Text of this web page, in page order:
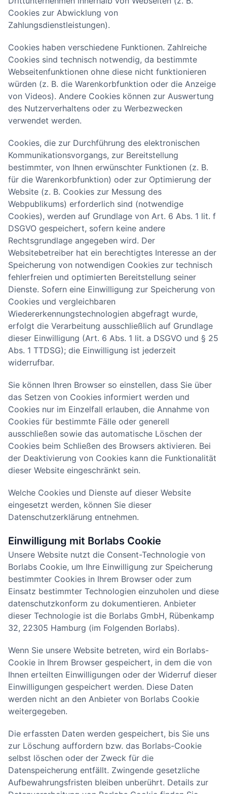
Cookies zur Abwicklung von
Zahlungsdienstleistungen).
Cookies haben verschiedene Funktionen. Zahlreiche
Cookies sind technisch notwendig, da bestimmte
Webseitenfunktionen ohne diese nicht funktionieren
würden (z. B. die Warenkorbfunktion oder die Anzeige
von Videos). Andere Cookies können zur Auswertung
des Nutzerverhaltens oder zu Werbezwecken
verwendet werden.
Cookies, die zur Durchführung des elektronischen
Kommunikationsvorgangs, zur Bereitstellung
bestimmter, von Ihnen erwünschter Funktionen (z. B.
für die Warenkorbfunktion) oder zur Optimierung der
Website (z. B. Cookies zur Messung des
Webpublikums) erforderlich sind (notwendige
Cookies), werden auf Grundlage von Art. 6 Abs. 1 lit. f
DSGVO gespeichert, sofern keine andere
Rechtsgrundlage angegeben wird. Der
Websitebetreiber hat ein berechtigtes Interesse an der
Speicherung von notwendigen Cookies zur technisch
fehlerfreien und optimierten Bereitstellung seiner
Dienste. Sofern eine Einwilligung zur Speicherung von
Cookies und vergleichbaren
Wiedererkennungstechnologien abgefragt wurde,
erfolgt die Verarbeitung ausschließlich auf Grundlage
dieser Einwilligung (Art. 6 Abs. 1 lit. a DSGVO und § 25
Abs. 1 TTDSG); die Einwilligung ist jederzeit
widerrufbar.
Sie können Ihren Browser so einstellen, dass Sie über
das Setzen von Cookies informiert werden und
Cookies nur im Einzelfall erlauben, die Annahme von
Cookies für bestimmte Fälle oder generell
ausschließen sowie das automatische Löschen der
Cookies beim Schließen des Browsers aktivieren. Bei
der Deaktivierung von Cookies kann die Funktionalität
dieser Website eingeschränkt sein.
Welche Cookies und Dienste auf dieser Website
eingesetzt werden, können Sie dieser
Datenschutzerklärung entnehmen.
Einwilligung mit Borlabs Cookie
Unsere Website nutzt die Consent-Technologie von
Borlabs Cookie, um Ihre Einwilligung zur Speicherung
bestimmter Cookies in Ihrem Browser oder zum
Einsatz bestimmter Technologien einzuholen und diese
datenschutzkonform zu dokumentieren. Anbieter
dieser Technologie ist die Borlabs GmbH, Rübenkamp
32, 22305 Hamburg (im Folgenden Borlabs).
Wenn Sie unsere Website betreten, wird ein Borlabs-
Cookie in Ihrem Browser gespeichert, in dem die von
Ihnen erteilten Einwilligungen oder der Widerruf dieser
Einwilligungen gespeichert werden. Diese Daten
werden nicht an den Anbieter von Borlabs Cookie
weitergegeben.
Die erfassten Daten werden gespeichert, bis Sie uns
zur Löschung auffordern bzw. das Borlabs-Cookie
selbst löschen oder der Zweck für die
Datenspeicherung entfällt. Zwingende gesetzliche
Aufbewahrungsfristen bleiben unberührt. Details zur